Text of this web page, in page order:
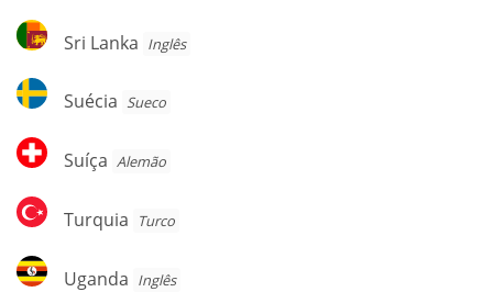
Sri
Lanka
Sri Lanka Inglês
Suécia
Suécia Sueco
Suíça
Suíça Alemão
Turquia
Turquia Turco
Uganda
Uganda Inglês